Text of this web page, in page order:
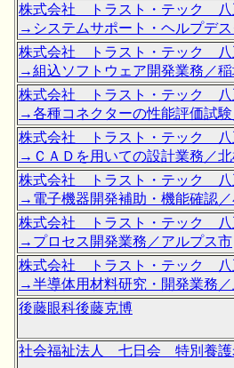
株式会社 トラスト・テック 八
→システムサポート・ヘルプデ
株式会社 トラスト・テック 八
→組込ソフトウェア開発業務／
株式会社 トラスト・テック 八
→各種コネクターの性能評価試
株式会社 トラスト・テック 八
→ＣＡＤを用いての設計業務／
株式会社 トラスト・テック 八
→電子機器開発補助・機能確認
株式会社 トラスト・テック 八
→プロセス開発業務／アルプス市
株式会社 トラスト・テック 八
→半導体用材料研究・開発業務
後藤眼科後藤克博
社会福祉法人 七日会 特別養